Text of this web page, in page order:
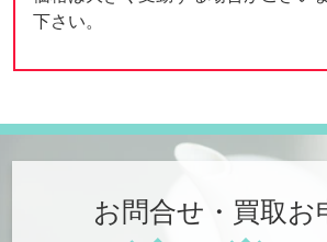
下さい。
お問合せ・買取お